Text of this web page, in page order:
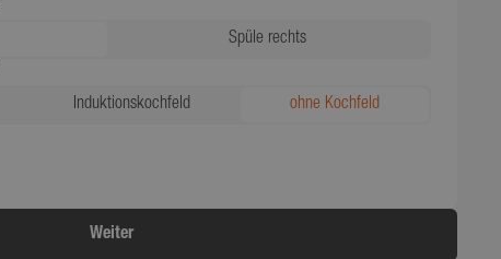
Spüle rechts
Induktionskochfeld
ohne Kochfeld
Weiter